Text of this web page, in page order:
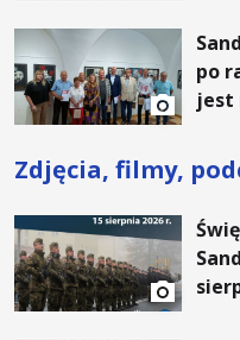
po
jest
Zdjęcia, filmy,